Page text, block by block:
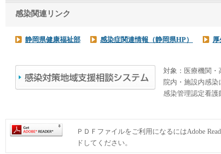
感染関連リンク
静岡県健康福祉部 感染症関連情報（静岡県HP）
対象：医療機関・
院内・施設内感
感染管理認定看
ＰＤＦファイルをご利用になるにはAdobe
ドしてください。